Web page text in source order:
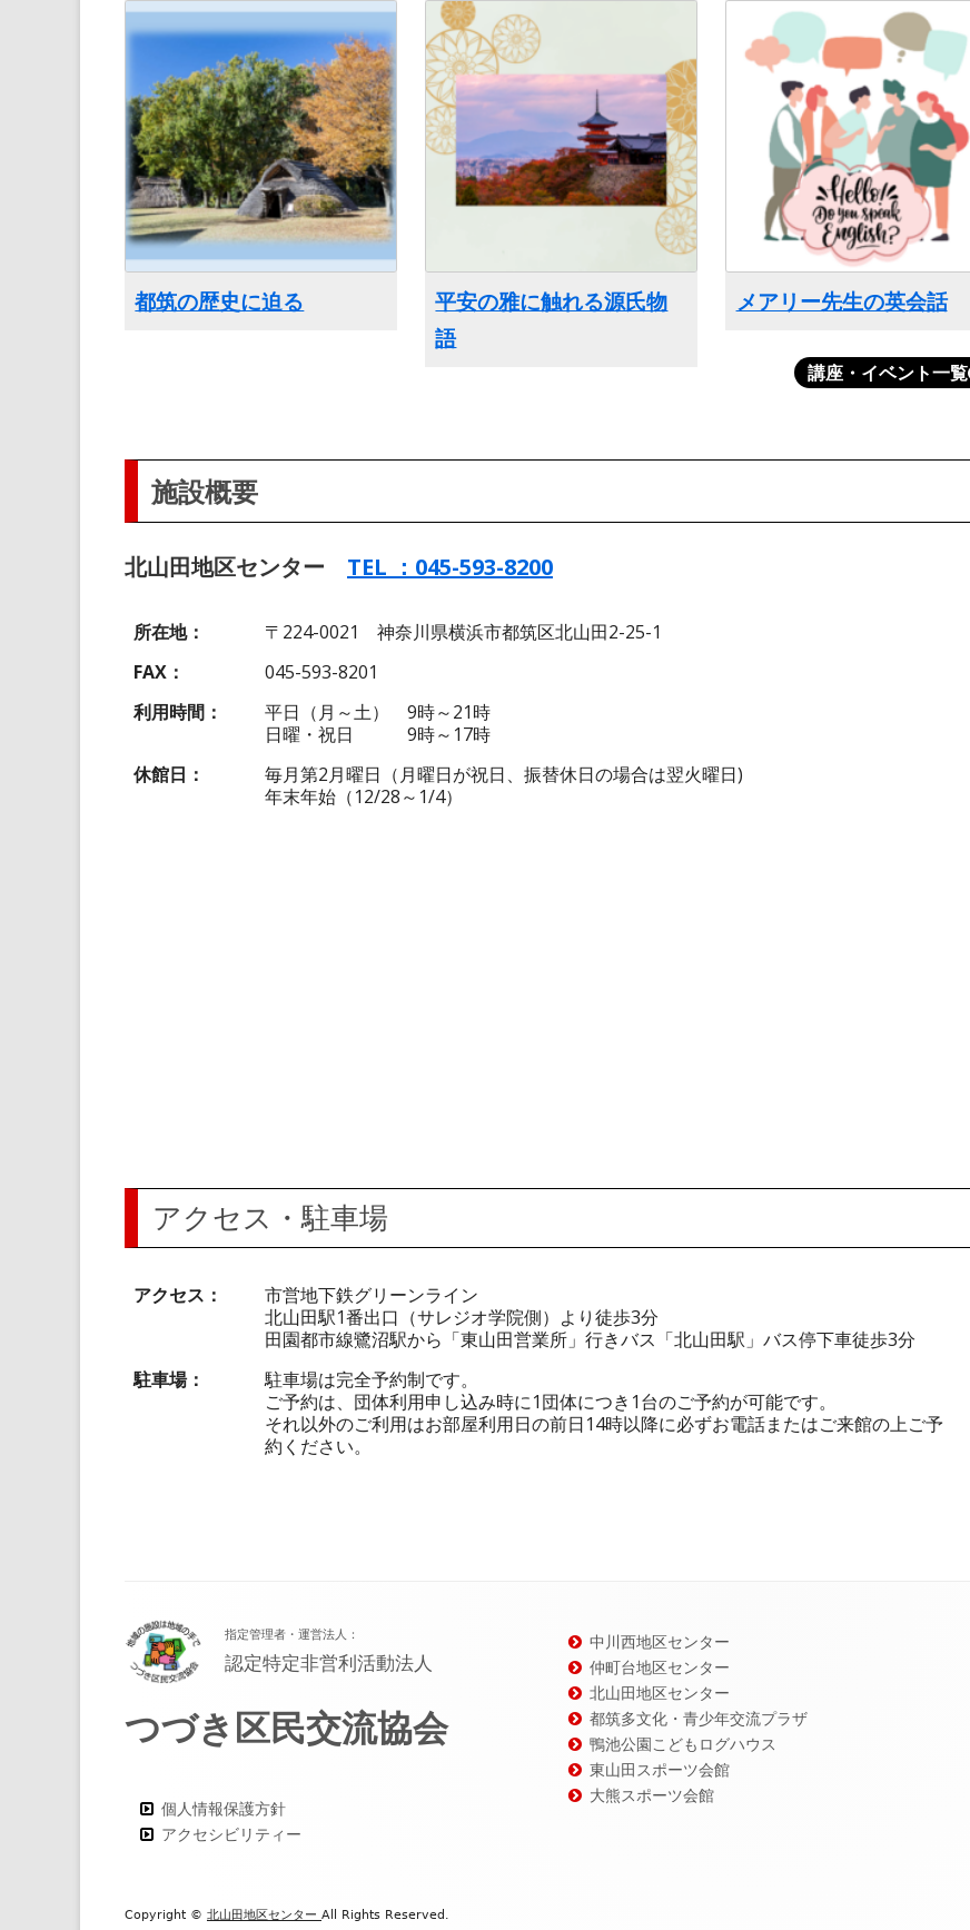
都筑の歴史に迫る
平安の雅に触れる源氏物
語
メアリー先生の英会話
講座・イベント一覧
施設概要
北山田地区センター TEL ：045-593-8200
所在地
〒224-0021 神奈川県横浜市都筑区北山田2-25-1
FAX
045-593-8201
利用時間
平日（月～土） 9時～21時
日曜・祝日 9時～17時
休館日
毎月第2月曜日（月曜日が祝日、振替休日の場合は翌火曜日)
年末年始（12/28～1/4）
アクセス・駐車場
アクセス
市営地下鉄グリーンライン
北山田駅1番出口（サレジオ学院側）より徒歩3分
田園都市線鷺沼駅から「東山田営業所」行きバス「北山田駅」バス停下車徒歩3分
駐車場
駐車場は完全予約制です。
ご予約は、団体利用申し込み時に1団体につき1台のご予約が可能です。
それ以外のご利用はお部屋利用日の前日14時以降に必ずお電話またはご来館の上ご予
約ください。
ッ
タ
ー・
ン
テ
ツ
指定管理者・運営法人：
認定特定非営利活動法人
つづき区民交流協会
個人情報保護方針
アクセシビリティー
中川西地区センター
仲町台地区センター
北山田地区センター
都筑多文化・青少年交流プラザ
鴨池公園こどもログハウス
東山田スポーツ会館
大熊スポーツ会館
Copyright © 北山田地区センター All Rights Reserved.